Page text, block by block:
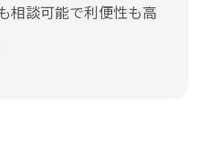
相談可能で利便性も高